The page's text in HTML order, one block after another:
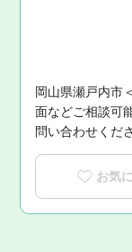
岡山県瀬戸内市
面などご相談可
問い合わせくだ
お気